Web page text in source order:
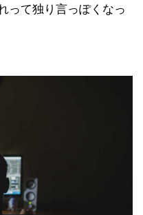
って独り言っぽくなっ